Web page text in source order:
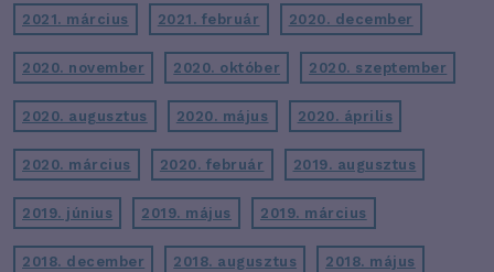
2021. március 2021. február 2020. december
2020. november 2020. október 2020. szeptember
2020. augusztus 2020. május 2020. április
2020. március 2020. február 2019. augusztus
2019. június 2019. május 2019. március
2018. december 2018. augusztus 2018. május